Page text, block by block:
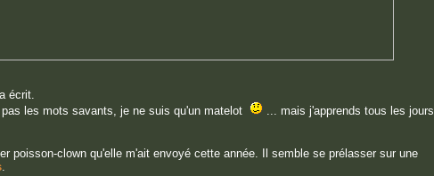
écrit.
les mots savants, je ne suis qu'un matelot
... mais j'apprends tous les jours
poisson-clown qu'elle m'ait envoyé cette année. Il semble se prélasser sur une
.